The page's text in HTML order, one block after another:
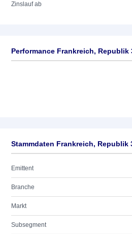
Zinslauf ab
Performance Frankreich, Republik
Stammdaten Frankreich, Republik
Emittent
Branche
Markt
Subsegment